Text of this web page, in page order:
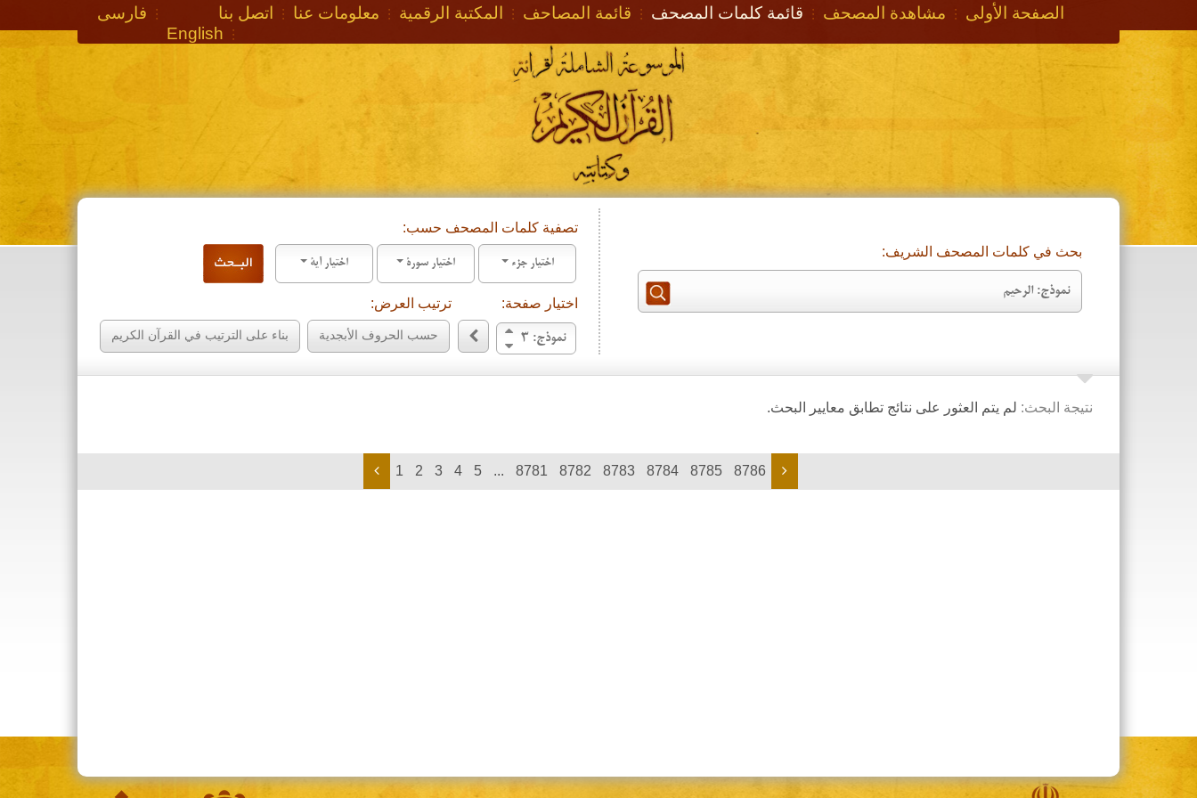
الصفحة الأولی مشاهدة المصحف قائمة كلمات المصحف قائمة المصاحف المكتبة الرقمية معلومات عنا اتصل بنا
فارسی
English
بحث في کلمات المصحف الشریف:
تصفية كلمات المصحف حسب:
اختيار جزء اختيار سورة اختيار آية
اختيار صفحة: ترتيب العرض:
حسب الحروف الأبجدية بناء على الترتيب في القرآن الكريم
نتيجة البحث: لم يتم العثور على نتائج تطابق معايير البحث.
1 2 3 4 5 ... 8781 8782 8783 8784 8785 8786